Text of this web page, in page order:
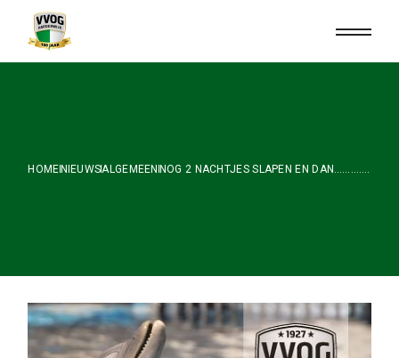
content
HOME NIEUWSALGEMEEN NOG 2 NACHTJES SLAPEN EN DAN………….